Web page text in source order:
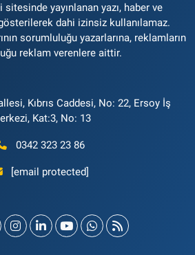
yayınlanan yazı, haber ve
dahi izinsiz kullanılamaz.
sorumluluğu yazarlarına, reklamların
reklam verenlere aittir.
Kıbrıs Caddesi, No: 22, Ersoy İş
Kat:3, No: 13
0342 323 23 86
[email protected]